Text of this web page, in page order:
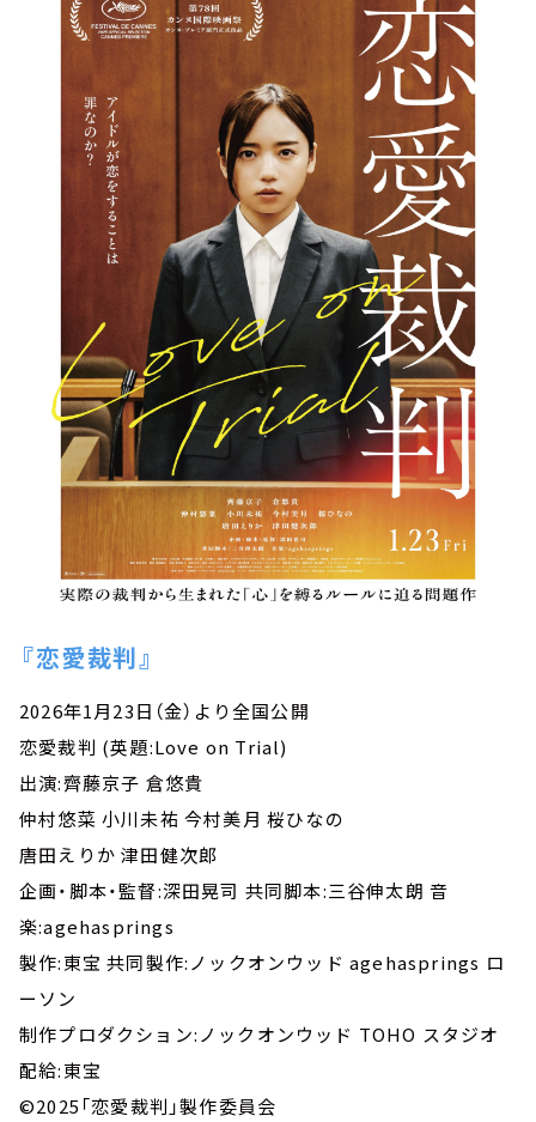
『恋愛裁判』
2026年1月23日（金）より全国公開
恋愛裁判 (英題:Love on Trial)
出演:齊藤京子 倉悠貴
仲村悠菜 小川未祐 今村美月 桜ひなの
唐田えりか 津田健次郎
企画・脚本・監督:深田晃司 共同脚本:三谷伸太朗 音
楽:agehasprings
製作:東宝 共同製作:ノックオンウッド agehasprings ロ
ーソン
制作プロダクション:ノックオンウッド TOHO スタジオ
配給:東宝
©️2025「恋愛裁判」製作委員会